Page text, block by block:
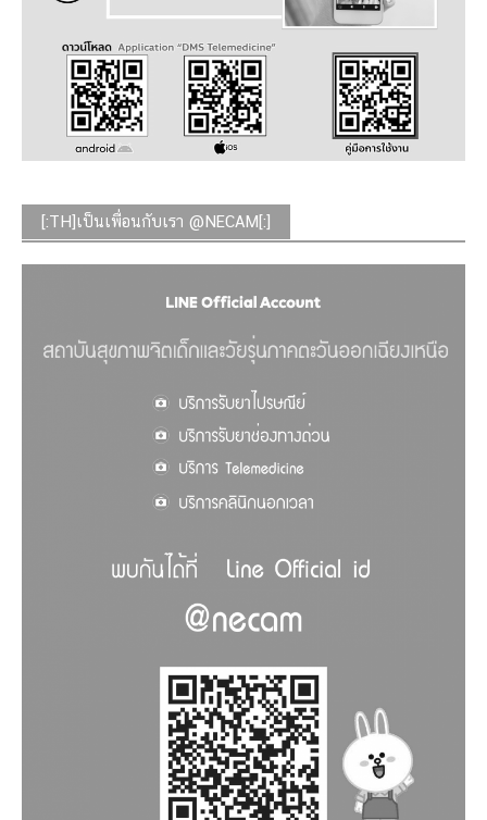
[:TH]เป็นเพื่อนกับเรา @NECAM[:]